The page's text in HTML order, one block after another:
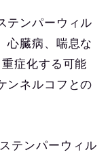
テンパーウィル
心臓病、喘息な
症化する可能
ンネルコフとの
テンパーウィル